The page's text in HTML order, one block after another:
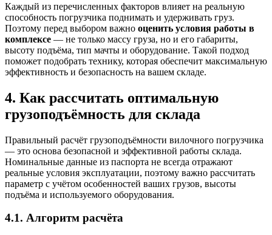
Каждый из перечисленных факторов влияет на реальную
способность погрузчика поднимать и удерживать груз.
Поэтому перед выбором важно оценить условия работы в
комплексе — не только массу груза, но и его габариты,
высоту подъёма, тип мачты и оборудование. Такой подход
поможет подобрать технику, которая обеспечит максимальную
эффективность и безопасность на вашем складе.
4. Как рассчитать оптимальную
грузоподъёмность для склада
Правильный расчёт грузоподъёмности вилочного погрузчика
— это основа безопасной и эффективной работы склада.
Номинальные данные из паспорта не всегда отражают
реальные условия эксплуатации, поэтому важно рассчитать
параметр с учётом особенностей ваших грузов, высоты
подъёма и используемого оборудования.
4.1. Алгоритм расчёта